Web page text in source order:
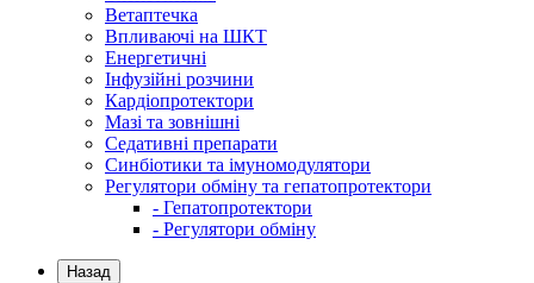
Ветаптечка
Впливаючі на ШКТ
Енергетичні
Інфузійні розчини
Кардіопротектори
Мазі та зовнішні
Седативні препарати
Синбіотики та імуномодулятори
Регулятори обміну та гепатопротектори
- Гепатопротектори
- Регулятори обміну
Назад